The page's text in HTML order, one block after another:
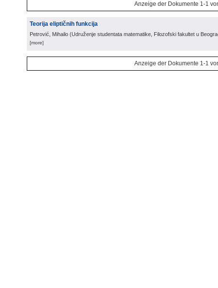
Anzeige der Dokumente 1-1
Teorija eliptičnih funkcija
Petrović, Mihailo (Udruženje studentata matematike, Filozofski fakultet u
[more]
Anzeige der Dokumente 1-1